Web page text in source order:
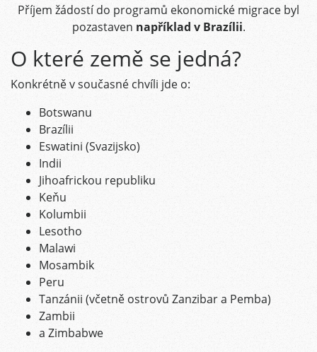
Příjem žádostí do programů ekonomické migrace byl
pozastaven například v Brazílii.
O které země se jedná?
Konkrétně v současné chvíli jde o:
Botswanu
Brazílii
Eswatini (Svazijsko)
Indii
Jihoafrickou republiku
Keňu
Kolumbii
Lesotho
Malawi
Mosambik
Peru
Tanzánii (včetně ostrovů Zanzibar a Pemba)
Zambii
a Zimbabwe